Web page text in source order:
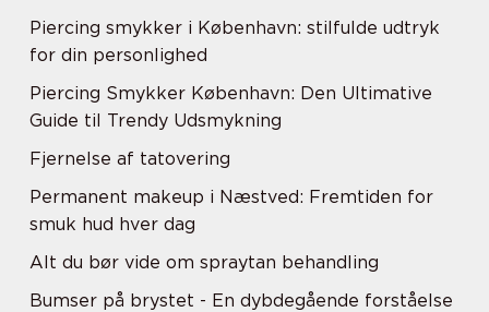
Piercing smykker i København: stilfulde udtryk
for din personlighed
Piercing Smykker København: Den Ultimative
Guide til Trendy Udsmykning
Fjernelse af tatovering
Permanent makeup i Næstved: Fremtiden for
smuk hud hver dag
Alt du bør vide om spraytan behandling
Bumser på brystet - En dybdegående forståelse